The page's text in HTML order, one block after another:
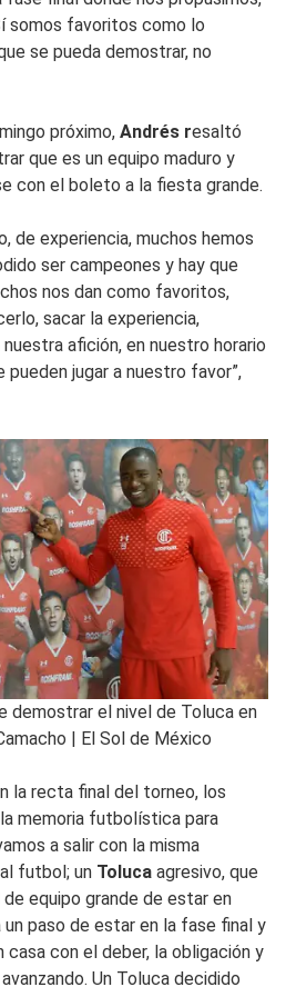
somos favoritos como lo
se pueda demostrar, no
próximo, Andrés resaltó
que es un equipo maduro y
con el boleto a la fiesta grande.
de experiencia, muchos hemos
ser campeones y hay que
nos dan como favoritos,
sacar la experiencia,
afición, en nuestro horario
jugar a nuestro favor”,
demostrar el nivel de Toluca en
| El Sol de México
la recta final del torneo, los
memoria futbolística para
a salir con la misma
futbol; un Toluca agresivo, que
equipo grande de estar en
paso de estar en la fase final y
con el deber, la obligación y
Un Toluca decidido